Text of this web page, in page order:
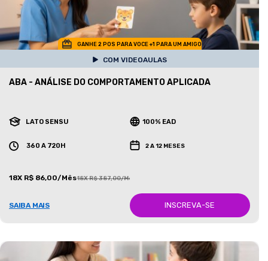
GANHE 2 POS PARA VOCE +1 PARA UM AMIGO
COM VIDEOAULAS
ABA - ANÁLISE DO COMPORTAMENTO APLICADA
LATO SENSU 100% EAD
360 A 720H 2 A 12 MESES
18X R$ 86,00/Mês18X R$ 387,00/Mês
SAIBA MAIS INSCREVA-SE